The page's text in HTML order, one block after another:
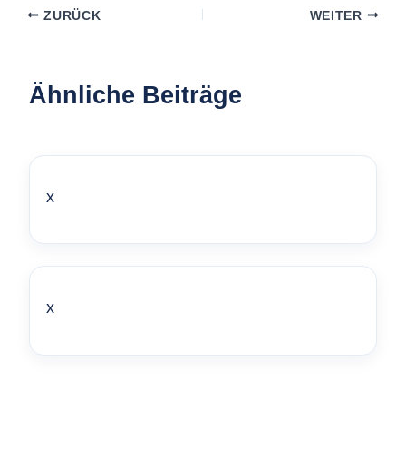
ZURÜCK WEITER
Ähnliche Beiträge
x
x